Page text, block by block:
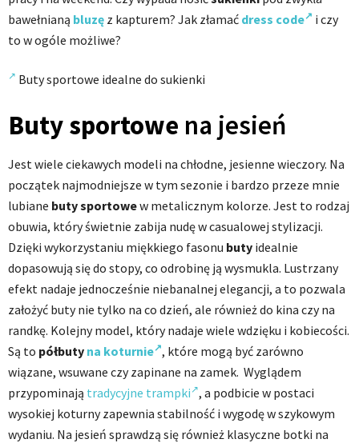
bawełnianą bluzę z kapturem? Jak złamać dress code
i czy
to w ogóle możliwe?
Buty sportowe idealne do sukienki
Buty sportowe na jesień
Jest wiele ciekawych modeli na chłodne, jesienne wieczory. Na
początek najmodniejsze w tym sezonie i bardzo przeze mnie
lubiane buty sportowew metalicznym kolorze. Jest to rodzaj
obuwia, który świetnie zabija nudę w casualowej stylizacji.
Dzięki wykorzystaniu miękkiego fasonu buty idealnie
dopasowują się do stopy, co odrobinę ją wysmukla. Lustrzany
efekt nadaje jednocześnie niebanalnej elegancji, a to pozwala
założyć buty nie tylko na co dzień, ale również do kina czy na
randkę. Kolejny model, który nadaje wiele wdzięku i kobiecości.
Są to półbuty na koturnie , które mogą być zarówno
wiązane, wsuwane czy zapinane na zamek. Wyglądem
przypominają tradycyjne trampki , a podbicie w postaci
wysokiej koturny zapewnia stabilność i wygodę w szykowym
wydaniu. Na jesień sprawdzą się również klasyczne botki na